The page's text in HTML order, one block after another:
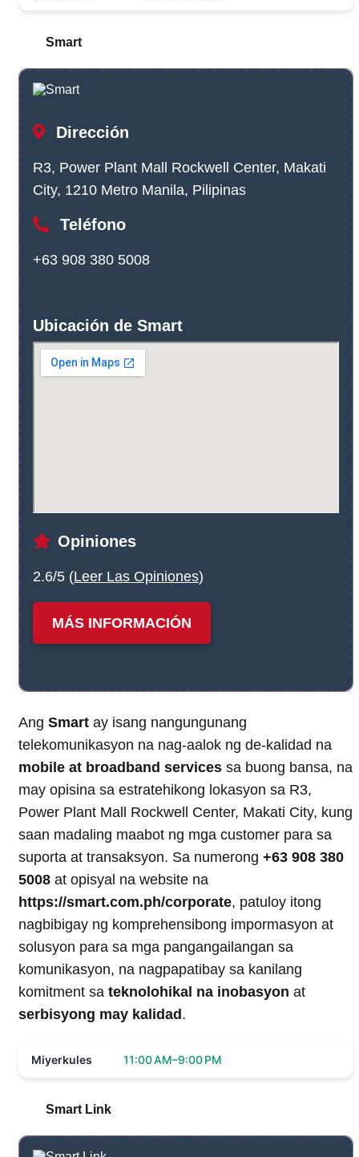
Smart
Dirección
R3, Power Plant Mall Rockwell Center, Makati
City, 1210 Metro Manila, Pilipinas
Teléfono
+63 908 380 5008
Ubicación de Smart
Opiniones
2.6/5 (Leer Las Opiniones)
MÁS INFORMACIÓN
Ang Smart ay isang nangungunang
telekomunikasyon na nag-aalok ng de-kalidad na
mobile at broadband services sa buong bansa, na
may opisina sa estratehikong lokasyon sa R3,
Power Plant Mall Rockwell Center, Makati City, kung
saan madaling maabot ng mga customer para sa
suporta at transaksyon. Sa numerong +63 908 380
5008 at opisyal na website na
https://smart.com.ph/corporate, patuloy itong
nagbibigay ng komprehensibong impormasyon at
solusyon para sa mga pangangailangan sa
komunikasyon, na nagpapatibay sa kanilang
komitment sa teknolohikal na inobasyon at
serbisyong may kalidad .
Miyerkules 11:00 AM–9:00 PM
Smart Link